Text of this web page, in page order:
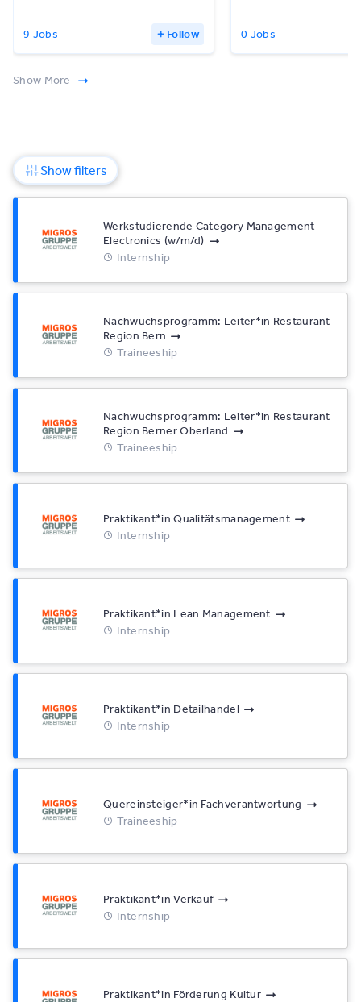
9 Jobs Follow 0 Jobs
Show More
Show filters
Werkstudierende Category Management
Electronics (w/​m/​d)
Internship
Nachwuchsprogramm: Leiter*​in Restaurant
Region Bern
Traineeship
Nachwuchsprogramm: Leiter*​in Restaurant
Region Berner Oberland
Traineeship
Praktikant*​in Qualitätsmanagement
Internship
Praktikant*​in Lean Management
Internship
Praktikant*​in Detailhandel
Internship
Quereinsteiger*​in Fachverantwortung
Traineeship
Praktikant*​in Verkauf
Internship
Praktikant*​in Förderung Kultur